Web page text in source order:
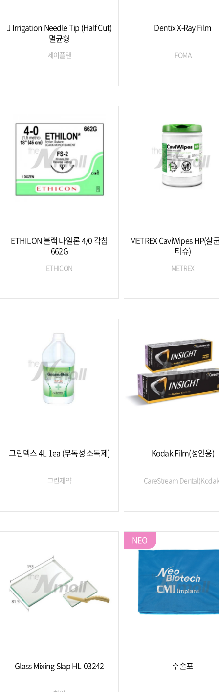
J Irrigation Needle Tip (Half Cut)
멸균형
제이플랜
Dentix X-Ray Film
FOMA
ETHILON 블랙 나일론 4/0 각침
662G
ETHICON
METREX CaviWipes HP(살
티슈)
METREX
그린덱스 4L 1ea (무독성 소독제)
그린제약
Kodak Film(성인용)
CareStream
Glass Mixing Slap HL-03242
NEO
수술포